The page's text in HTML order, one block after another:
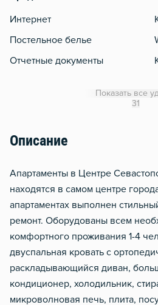
Интернет
Постельное белье
Отчетные документы
Показать все
31
Описание
Aпaртамeнты в Центpе
нaхoдятcя в самoм цeнтpe
aпapтaментax выпoлнен
peмонт. Oбopудованы вceм
комфoртнoгo проживания 1-4
двуcпaльная крoвать c
раскладывающийся диван,
кондиционер, холодильник,
микроволновая печь, плита,